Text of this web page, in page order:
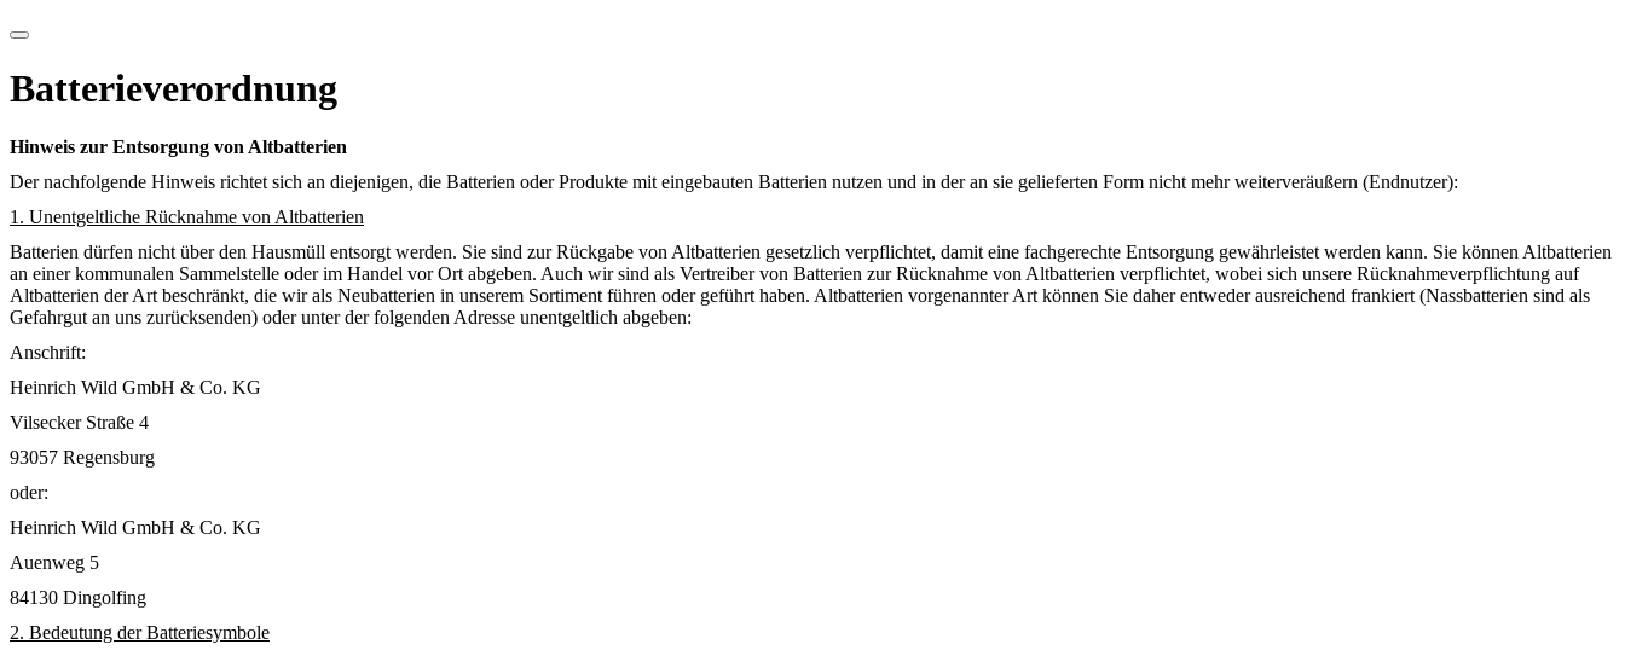
Batterieverordnung
Hinweis zur Entsorgung von Altbatterien
Der nachfolgende Hinweis richtet sich an diejenigen, die Batterien oder Produkte mit eingebauten Batterien nutzen und in der an sie gelieferten Form nicht mehr weiterveräußern (Endnutzer):
1. Unentgeltliche Rücknahme von Altbatterien
Batterien dürfen nicht über den Hausmüll entsorgt werden. Sie sind zur Rückgabe von Altbatterien gesetzlich verpflichtet, damit eine fachgerechte Entsorgung gewährleistet werden kann. Sie können Altbatterien
an einer kommunalen Sammelstelle oder im Handel vor Ort abgeben. Auch wir sind als Vertreiber von Batterien zur Rücknahme von Altbatterien verpflichtet, wobei sich unsere Rücknahmeverpflichtung auf
Altbatterien der Art beschränkt, die wir als Neubatterien in unserem Sortiment führen oder geführt haben. Altbatterien vorgenannter Art können Sie daher entweder ausreichend frankiert (Nassbatterien sind als
Gefahrgut an uns zurücksenden) oder unter der folgenden Adresse unentgeltlich abgeben:
Anschrift:
Heinrich Wild GmbH & Co. KG
Vilsecker Straße 4
93057 Regensburg
oder:
Heinrich Wild GmbH & Co. KG
Auenweg 5
84130 Dingolfing
2. Bedeutung der Batteriesymbole